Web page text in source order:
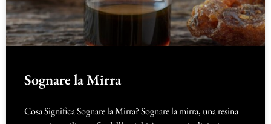
Sognare la Mirra
Cosa Significa Sognare la Mirra? Sognare la mirra, una resina